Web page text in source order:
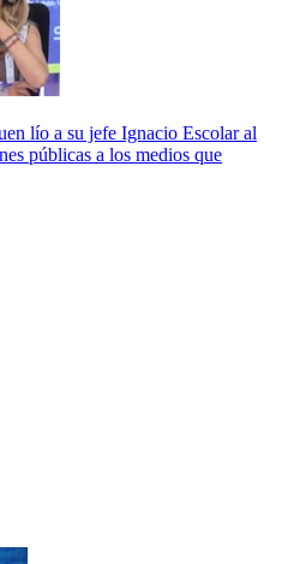
lío a su jefe Ignacio Escolar al
públicas a los medios que